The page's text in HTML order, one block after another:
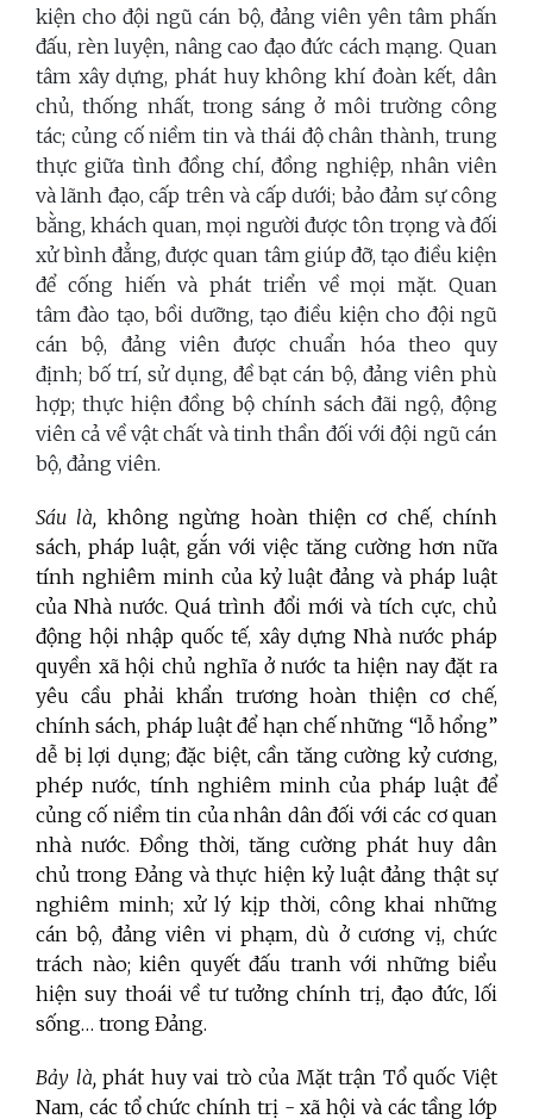
kiện cho đội ngũ cán bộ, đảng viên yên tâm phấn
đấu, rèn luyện, nâng cao đạo đức cách mạng. Quan
tâm xây dựng, phát huy không khí đoàn kết, dân
chủ, thống nhất, trong sáng ở môi trường công
tác; củng cố niềm tin và thái độ chân thành, trung
thực giữa tình đồng chí, đồng nghiệp, nhân viên
và lãnh đạo, cấp trên và cấp dưới; bảo đảm sự công
bằng, khách quan, mọi người được tôn trọng và đối
xử bình đẳng, được quan tâm giúp đỡ, tạo điều kiện
để cống hiến và phát triển về mọi mặt. Quan
tâm đào tạo, bồi dưỡng, tạo điều kiện cho đội ngũ
cán bộ, đảng viên được chuẩn hóa theo quy
định; bố trí, sử dụng, đề bạt cán bộ, đảng viên phù
hợp; thực hiện đồng bộ chính sách đãi ngộ, động
viên cả về vật chất và tinh thần đối với đội ngũ cán
bộ, đảng viên.
Sáu là, không ngừng hoàn thiện cơ chế, chính
sách, pháp luật, gắn với việc tăng cường hơn nữa
tính nghiêm minh của kỷ luật đảng và pháp luật
của Nhà nước. Quá trình đổi mới và tích cực, chủ
động hội nhập quốc tế, xây dựng Nhà nước pháp
quyền xã hội chủ nghĩa ở nước ta hiện nay đặt ra
yêu cầu phải khẩn trương hoàn thiện cơ chế,
chính sách, pháp luật để hạn chế những “lỗ hổng”
dễ bị lợi dụng; đặc biệt, cần tăng cường kỷ cương,
phép nước, tính nghiêm minh của pháp luật để
củng cố niềm tin của nhân dân đối với các cơ quan
nhà nước. Đồng thời, tăng cường phát huy dân
chủ trong Đảng và thực hiện kỷ luật đảng thật sự
nghiêm minh; xử lý kịp thời, công khai những
cán bộ, đảng viên vi phạm, dù ở cương vị, chức
trách nào; kiên quyết đấu tranh với những biểu
hiện suy thoái về tư tưởng chính trị, đạo đức, lối
sống… trong Đảng.
Bảy là, phát huy vai trò của Mặt trận Tổ quốc Việt
Nam, các tổ chức chính trị - xã hội và các tầng lớp